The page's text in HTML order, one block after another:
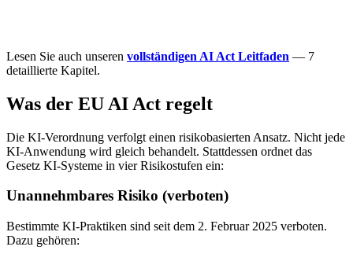
Lesen Sie auch unseren vollständigen AI Act Leitfaden — 7
detaillierte Kapitel.
Was der EU AI Act regelt
Die KI-Verordnung verfolgt einen risikobasierten Ansatz. Nicht jede
KI-Anwendung wird gleich behandelt. Stattdessen ordnet das
Gesetz KI-Systeme in vier Risikostufen ein:
Unannehmbares Risiko (verboten)
Bestimmte KI-Praktiken sind seit dem 2. Februar 2025 verboten.
Dazu gehören: